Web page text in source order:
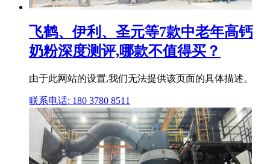
飞鹤、伊利、圣元等7款中老年高钙
奶粉深度测评,哪款不值得买？
由于此网站的设置,我们无法提供该页面的具体描述。
联系电话: 180 3780 8511